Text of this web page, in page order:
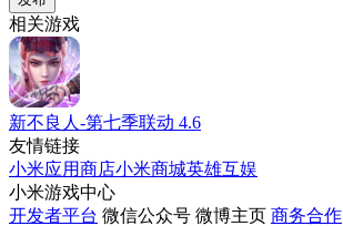
相关游戏
新不良人-第七季联动 4.6
友情链接
小米应用商店小米商城英雄互娱
小米游戏中心
开发者平台 微信公众号 微博主页 商务合作